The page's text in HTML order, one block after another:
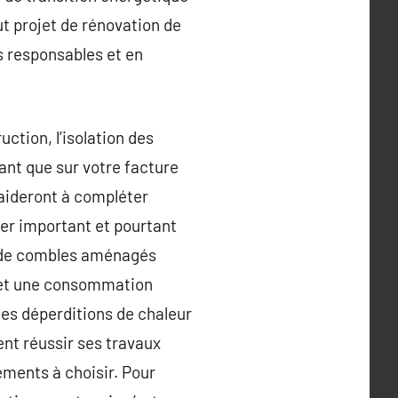
projet de rénovation de
et en
l’isolation des
que sur votre facture
à compléter
important et pourtant
combles aménagés
une consommation
déperditions de chaleur
réussir ses travaux
à choisir. Pour